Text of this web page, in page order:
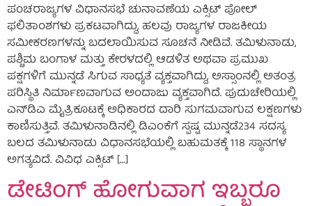
ಪಂಚರಾಜ್ಯಗಳ ವಿಧಾನಸಭೆ ಚುನಾವಣೆಯ ಎಕ್ಸಿಟ್ ಪೋಲ್
ಫಲಿತಾಂಶಗಳು ಪ್ರಕಟವಾಗಿದ್ದು, ಹಲವು ರಾಜ್ಯಗಳ ರಾಜಕೀಯ
ಸಮೀಕರಣಗಳನ್ನು ಬದಲಾಯಿಸುವ ಸೂಚನೆ ನೀಡಿವೆ. ತಮಿಳುನಾಡು,
ಪಶ್ಚಿಮ ಬಂಗಾಳ ಮತ್ತು ಕೇರಳದಲ್ಲಿ ಆಡಳಿತ ಅಥವಾ ಪ್ರಮುಖ
ಪಕ್ಷಗಳಿಗೆ ಮುನ್ನಡೆ ಸಿಗುವ ಸಾಧ್ಯತೆ ವ್ಯಕ್ತವಾಗಿದ್ದು, ಅಸ್ಸಾಂನಲ್ಲಿ ಅತಂತ್ರ
ಪರಿಸ್ಥಿತಿ ನಿರ್ಮಾಣವಾಗುವ ಅಂದಾಜು ವ್ಯಕ್ತವಾಗಿದೆ. ಪುದುಚೇರಿಯಲ್ಲಿ
ಎನ್‌ಡಿಎ ಮೈತ್ರಿಕೂಟಕ್ಕೆ ಅಧಿಕಾರದ ದಾರಿ ಸುಗಮವಾಗುವ ಲಕ್ಷಣಗಳು
ಕಾಣಿಸುತ್ತಿವೆ. ತಮಿಳುನಾಡಿನಲ್ಲಿ ಡಿಎಂಕೆಗೆ ಸ್ಪಷ್ಟ ಮುನ್ನಡೆ234 ಸದಸ್ಯ
ಬಲದ ತಮಿಳುನಾಡು ವಿಧಾನಸಭೆಯಲ್ಲಿ ಬಹುಮತಕ್ಕೆ 118 ಸ್ಥಾನಗಳ
ಅಗತ್ಯವಿದೆ. ವಿವಿಧ ಎಕ್ಸಿಟ್ […]
ಡೇಟಿಂಗ್ ಹೋಗುವಾಗ ಇಬ್ಬರೂ